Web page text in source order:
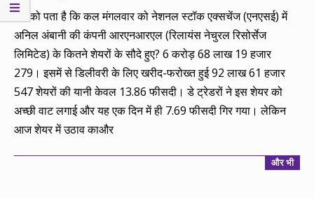
05-
05
आपको पता है कि कल मंगलवार को नेशनल स्टॉक एक्सचेंज (एनएसई) में
अनिल अंबानी की कंपनी आरएनआरएल (रिलायंस नेचुरल रिसोर्सेज
लिमिटेड) के कितने शेयरों के सौदे हुए? 6 करोड़ 68 लाख 19 हजार
279। इसमें से डिलीवरी के लिए खरीद-फरोख्त हुई 92 लाख 61 हजार
547 शेयरों की यानी केवल 13.86 फीसदी। डे ट्रेडरों ने इस शेयर को
अच्छी वाट लगाई और यह एक दिन में ही 7.69 फीसदी गिर गया। लेकिन
आज शेयर में उठाव काऔर
और भी